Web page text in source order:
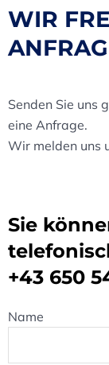
WIR
Senden Sie uns
eine Anfrage.
Wir melden uns
Sie
+43 650
Name